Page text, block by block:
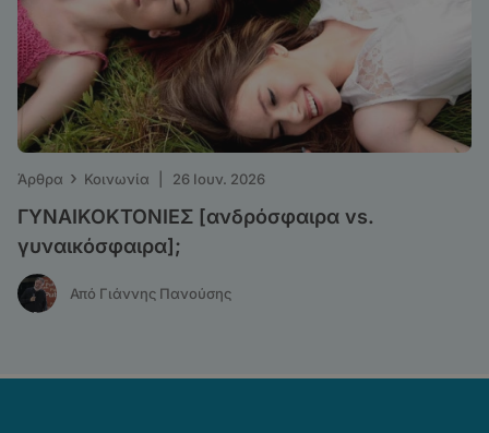
Άρθρα › Κοινωνία 26 Ιουν. 2026
ΓΥΝΑΙΚΟΚΤΟΝΙΕΣ [ανδρόσφαιρα vs.
γυναικόσφαιρα];
Από Γιάννης Πανούσης